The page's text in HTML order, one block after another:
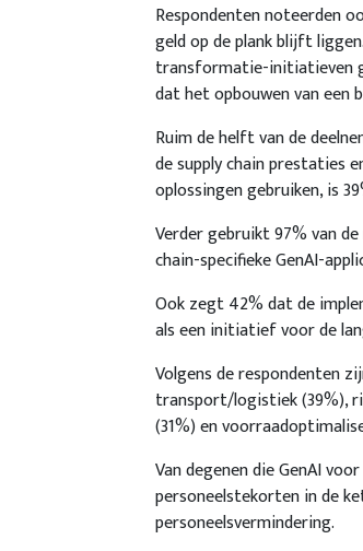
Respondenten noteerden
geld op de plank blijft
transformatie-initiatieven
dat het opbouwen van een
Ruim de helft van de
de supply chain prestaties
oplossingen gebruiken, is
Verder gebruikt 97% van
chain-specifieke GenAI-
Ook zegt 42% dat de
als een initiatief voor de
Volgens de respondenten
transport/logistiek (39%),
(31%) en
Van degenen die GenAI
personeelstekorten in de
personeelsvermindering.